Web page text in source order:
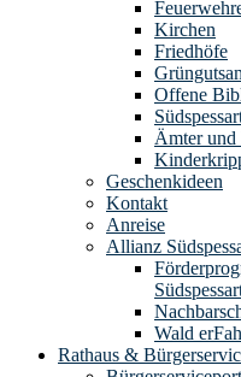
Kirchen
Friedhöfe
Offene
Ämter und
Geschenkideen
Kontakt
Anreise
Allianz
Wald
Rathaus &